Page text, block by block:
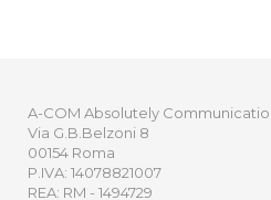
A-COM Absolutely
Via G.B.Belzoni 8
00154 Roma
P.IVA: 14078821007
REA: RM - 1494729